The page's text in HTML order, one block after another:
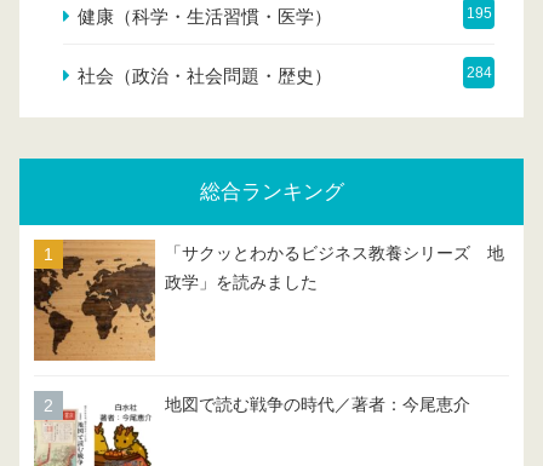
健康（科学・生活習慣・医学） 195
社会（政治・社会問題・歴史） 284
総合ランキング
「サクッとわかるビジネス教養シリーズ 地
政学」を読みました
地図で読む戦争の時代／著者：今尾恵介